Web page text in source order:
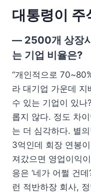
대통령이 주
— 2500개 상장
는 기업 비율은?
“개인적으로
라 대기업 가운데
수 있는 기업이 있
롭지 않다. 정도 차
는 더 심각하다. 별
3억인데 회장 연봉
져갔으면 영업이익
응은 ‘네가 어쩔 건
런 적반하장 회사,